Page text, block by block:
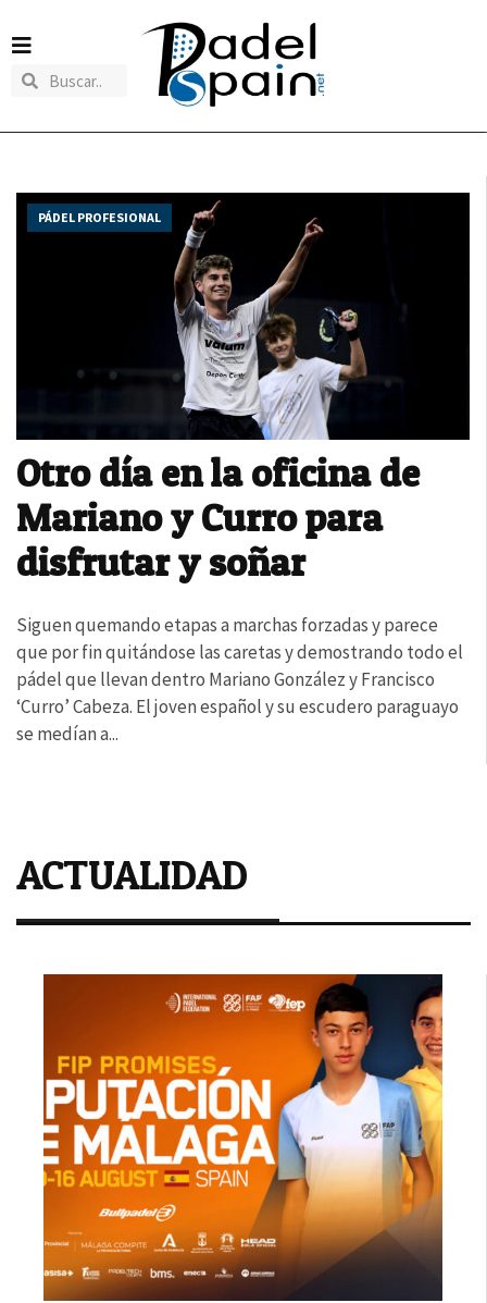
Otro día en la oficina de
Mariano y Curro para
disfrutar y soñar
PÁDEL PROFESIONAL
Siguen quemando etapas a marchas forzadas y parece
que por fin quitándose las caretas y demostrando todo el
pádel que llevan dentro Mariano González y Francisco
‘Curro’ Cabeza. El joven español y su escudero paraguayo
se medían a...
ACTUALIDAD